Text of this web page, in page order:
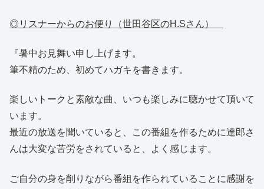
◎リスナーからのお便り（世田谷区のH.Sさん）
『暑中お見舞い申し上げます。
筆不精のため、初めてハガキを書きます。
楽しいトークと素敵な曲、いつも楽しみに聴かせて頂いて
います。
最近の放送を聞いていると、この番組を作るために達郎さ
んは大変な苦労をされていると、よく感じます。
ご自分の身を削りながら番組を作られていることに感謝を